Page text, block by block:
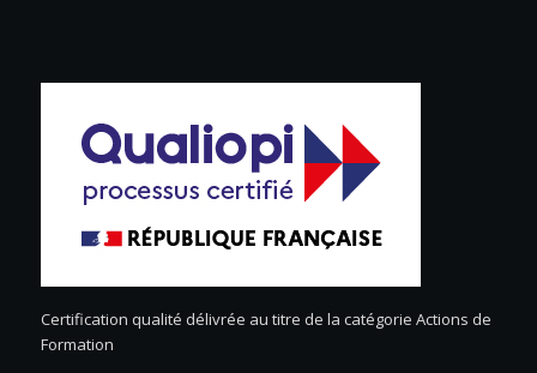
Certification qualité délivrée au titre de la catégorie Actions de
Formation